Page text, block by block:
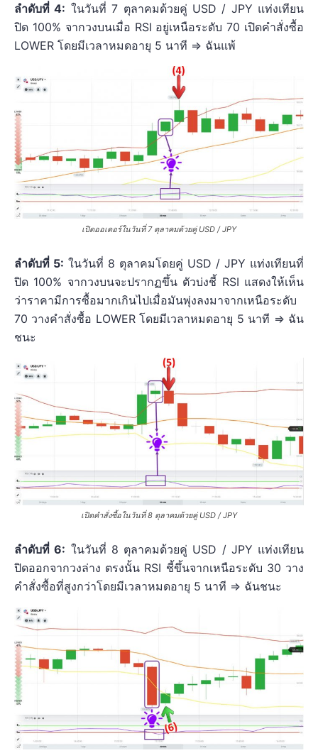
ลำดับที่ 4: ในวันที่ 7 ตุลาคมด้วยคู่ USD / JPY แท่งเทียน
ปิด 100% จากวงบนเมื่อ RSI อยู่เหนือระดับ 70 เปิดคำสั่งซื้อ
LOWER โดยมีเวลาหมดอายุ 5 นาที => ฉันแพ้
เปิดออเดอร์ในวันที่ 7 ตุลาคมด้วยคู่ USD / JPY
ลำดับที่ 5: ในวันที่ 8 ตุลาคมโดยคู่ USD / JPY แท่งเทียนที่
ปิด 100% จากวงบนจะปรากฏขึ้น ตัวบ่งชี้ RSI แสดงให้เห็น
ว่าราคามีการซื้อมากเกินไปเมื่อมันพุ่งลงมาจากเหนือระดับ
70 วางคำสั่งซื้อ LOWER โดยมีเวลาหมดอายุ 5 นาที => ฉัน
ชนะ
เปิดคำสั่งซื้อในวันที่ 8 ตุลาคมด้วยคู่ USD / JPY
ลำดับที่ 6: ในวันที่ 8 ตุลาคมด้วยคู่ USD / JPY แท่งเทียน
ปิดออกจากวงล่าง ตรงนั้น RSI ชี้ขึ้นจากเหนือระดับ 30 วาง
คำสั่งซื้อที่สูงกว่าโดยมีเวลาหมดอายุ 5 นาที => ฉันชนะ